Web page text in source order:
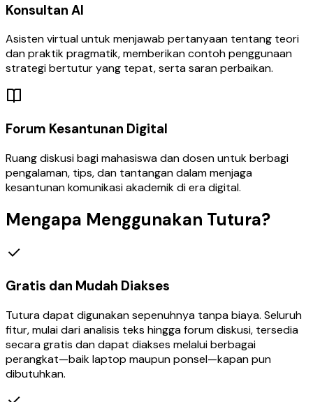
Konsultan AI
Asisten virtual untuk menjawab pertanyaan tentang teori
dan praktik pragmatik, memberikan contoh penggunaan
strategi bertutur yang tepat, serta saran perbaikan.
Forum Kesantunan Digital
Ruang diskusi bagi mahasiswa dan dosen untuk berbagi
pengalaman, tips, dan tantangan dalam menjaga
kesantunan komunikasi akademik di era digital.
Mengapa Menggunakan Tutura?
Gratis dan Mudah Diakses
Tutura dapat digunakan sepenuhnya tanpa biaya. Seluruh
fitur, mulai dari analisis teks hingga forum diskusi, tersedia
secara gratis dan dapat diakses melalui berbagai
perangkat—baik laptop maupun ponsel—kapan pun
dibutuhkan.